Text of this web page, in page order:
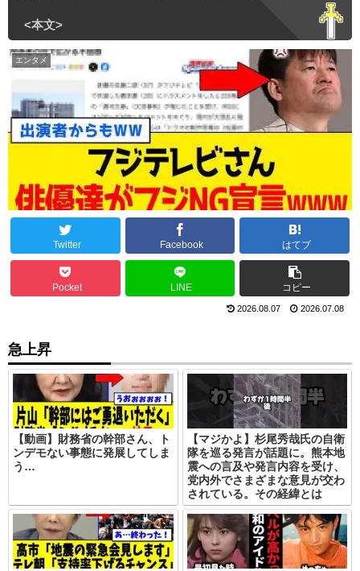
エンタメ
Twitter Facebook はてブ
Pocket LINE コピー
2026.08.07 2026.07.08
急上昇
【動画】財務省の幹部さん、ト
ンデモない事態に発展してしま
う…
【マジかよ】杉尾秀哉氏の自衛
隊を巡る発言が話題に。熊本地
震への言及や発言内容を受け、
党内外でさまざまな意見が交わ
されている。その経緯とは